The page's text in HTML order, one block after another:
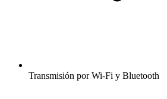
Transmisión por Wi-Fi y Bluetooth